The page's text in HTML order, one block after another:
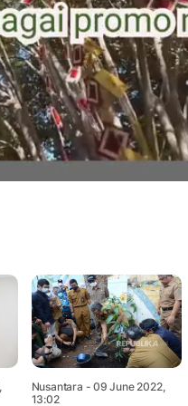
Nusantara - 09 June 2022,
13:02